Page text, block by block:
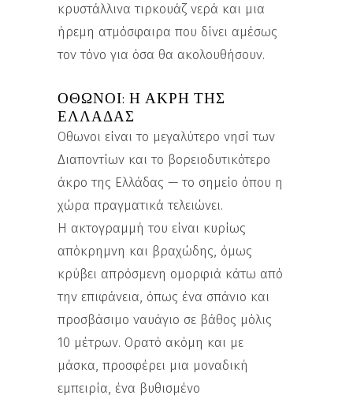
κρυστάλλινα τιρκουάζ νερά και μια
ήρεμη ατμόσφαιρα που δίνει αμέσως
τον τόνο για όσα θα ακολουθήσουν.
ΟΘΩΝΟΊ: Η ΆΚΡΗ ΤΗΣ
ΕΛΛΆΔΑΣ
Οθωνοι είναι το μεγαλύτερο νησί των
Διαποντίων και το βορειοδυτικότερο
άκρο της Ελλάδας — το σημείο όπου η
χώρα πραγματικά τελειώνει.
Η ακτογραμμή του είναι κυρίως
απόκρημνη και βραχώδης, όμως
κρύβει απρόσμενη ομορφιά κάτω από
την επιφάνεια, όπως ένα σπάνιο και
προσβάσιμο ναυάγιο σε βάθος μόλις
10 μέτρων. Ορατό ακόμη και με
μάσκα, προσφέρει μια μοναδική
εμπειρία, ένα βυθισμένο